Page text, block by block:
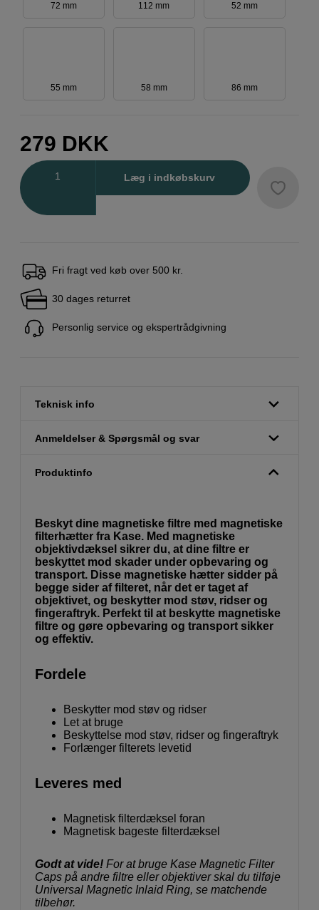
72 mm 112 mm 52 mm
55 mm 58 mm 86 mm
279 DKK
Læg i indkøbskurv
Fri fragt ved køb over 500 kr.
30 dages returret
Personlig service og ekspertrådgivning
Teknisk info
Anmeldelser & Spørgsmål og svar
Produktinfo
Beskyt dine magnetiske filtre med magnetiske
filterhætter fra Kase. Med magnetiske
objektivdæksel sikrer du, at dine filtre er
beskyttet mod skader under opbevaring og
transport. Disse magnetiske hætter sidder på
begge sider af filteret, når det er taget af
objektivet, og beskytter mod støv, ridser og
fingeraftryk. Perfekt til at beskytte magnetiske
filtre og gøre opbevaring og transport sikker
og effektiv.
Fordele
Beskytter mod støv og ridser
Let at bruge
Beskyttelse mod støv, ridser og fingeraftryk
Forlænger filterets levetid
Leveres med
Magnetisk filterdæksel foran
Magnetisk bageste filterdæksel
Godt at vide! For at bruge Kase Magnetic Filter
Caps på andre filtre eller objektiver skal du tilføje
Universal Magnetic Inlaid Ring, se matchende
tilbehør.